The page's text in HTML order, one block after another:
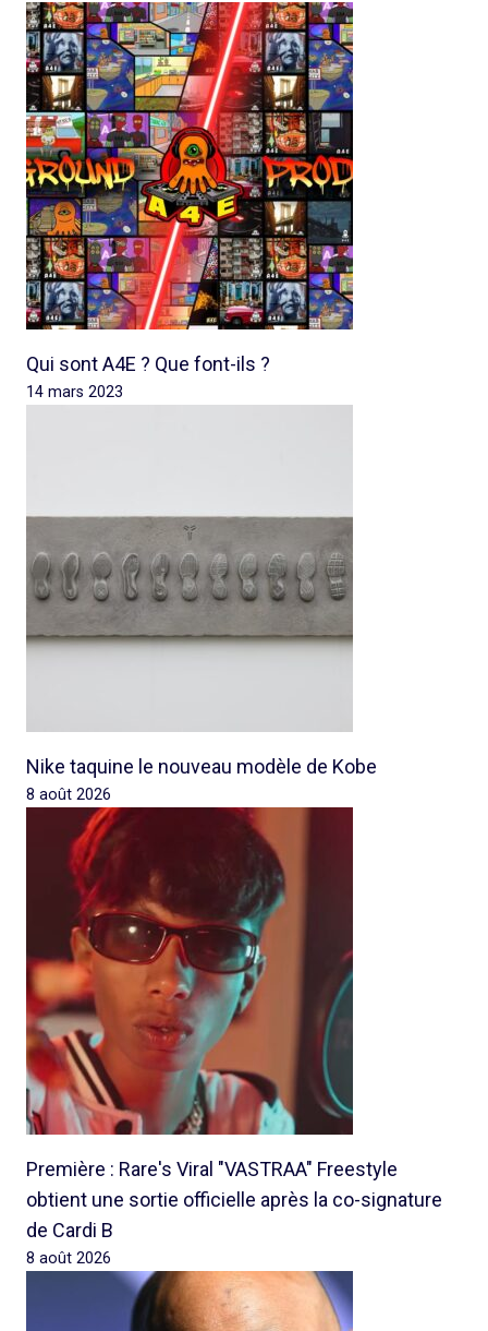
Qui sont A4E ? Que font-ils ?
14 mars 2023
Nike taquine le nouveau modèle de Kobe
8 août 2026
Première : Rare's Viral "VASTRAA" Freestyle
obtient une sortie officielle après la co-signature
de Cardi B
8 août 2026